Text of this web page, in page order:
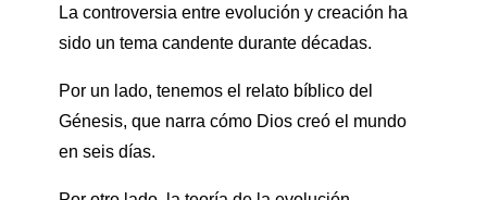
La controversia entre evolución y creación ha
sido un tema candente durante décadas.
Por un lado, tenemos el relato bíblico del
Génesis, que narra cómo Dios creó el mundo
en seis días.